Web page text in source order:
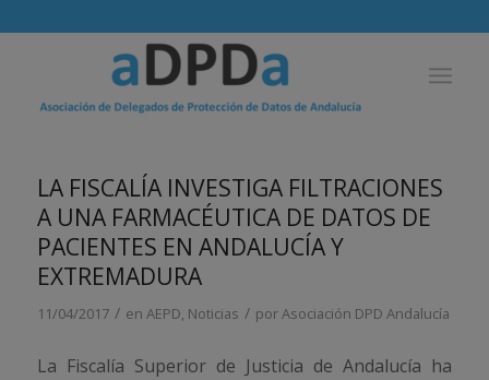
LA FISCALÍA INVESTIGA FILTRACIONES
A UNA FARMACÉUTICA DE DATOS DE
PACIENTES EN ANDALUCÍA Y
EXTREMADURA
11/04/2017 / en AEPD, Noticias / porAsociación DPD Andalucía
La Fiscalía Superior de Justicia de Andalucía ha